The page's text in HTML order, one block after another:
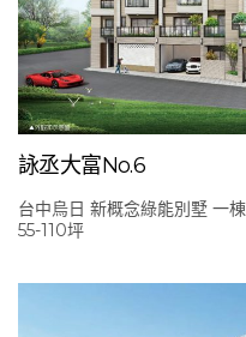
詠丞大富No.6
台中烏日 新概念綠能別墅 一
55-110坪